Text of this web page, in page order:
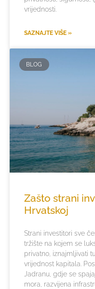
vrijednosti.
SAZNAJTE VIŠE »
BLOG
Zašto strani
Hrvatskoj
Strani investitori sve
tržište na kojem se
privatno, iznajmljivati
vrijednost kapitala.
Jadranu, gdje se
mora, razvijena